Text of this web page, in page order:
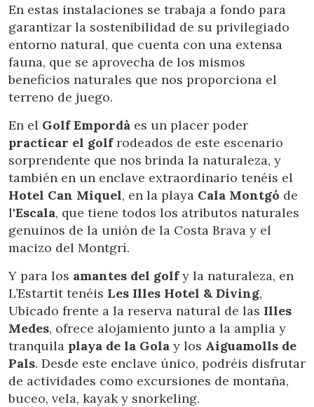
En estas instalaciones se trabaja a fondo para
garantizar la sostenibilidad de su privilegiado
entorno natural, que cuenta con una extensa
fauna, que se aprovecha de los mismos
beneficios naturales que nos proporciona el
terreno de juego.
En el Golf Empordà es un placer poder
practicar el golfrodeados de este escenario
sorprendente que nos brinda la naturaleza, y
también en un enclave extraordinario tenéis el
Hotel Can Miquel, en la playa Cala Montgó de
l'Escala, que tiene todos los atributos naturales
genuinos de la unión de la Costa Brava y el
macizo del Montgrí.
Y para los amantes del golfy la naturaleza, en
L’Estartit tenéis Les Illes Hotel & Diving,
Ubicado frente a la reserva natural de las Illes
Medes, ofrece alojamiento junto a la amplia y
tranquila playa de la Gola y los Aiguamolls de
Pals. Desde este enclave único, podréis disfrutar
de actividades como excursiones de montaña,
buceo, vela, kayak y snorkeling.